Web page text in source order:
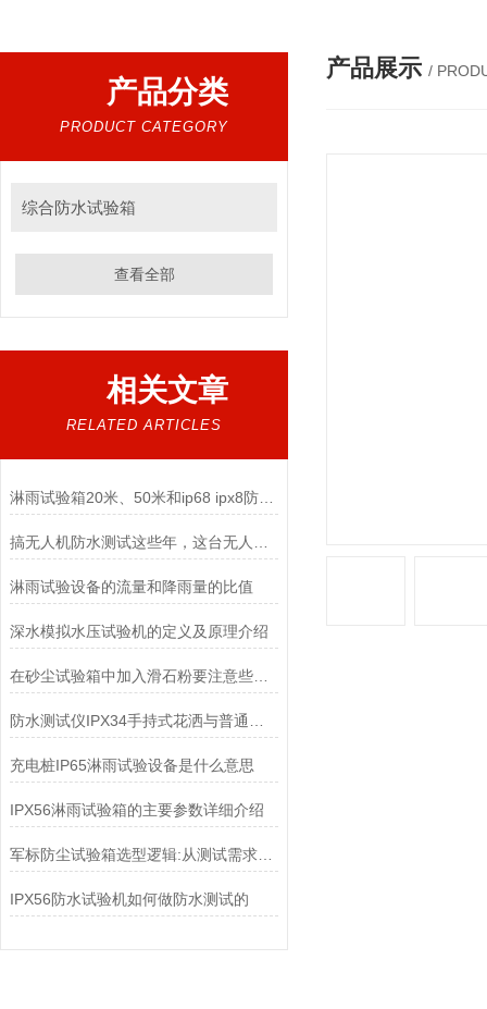
产品分类
PRODUCT CATEGORY
综合防水试验箱
查看全部
相关文章
RELATED ARTICLES
淋雨试验箱20米、50米和ip68 ipx8防水区别
淋雨试验设备的流量和降雨量的比值
深水模拟水压试验机的定义及原理介绍
在砂尘试验箱中加入滑石粉要注意些什么？
充电桩IP65淋雨试验设备是什么意思
IPX56淋雨试验箱的主要参数详细介绍
军标防尘试验箱选型逻辑:从测试需求到设备匹配
IPX56防水试验机如何做防水测试的
产品展示 /